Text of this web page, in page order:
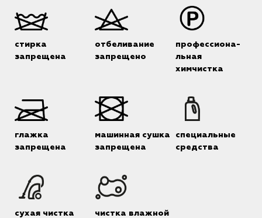
стирка
запрещена
отбеливание
запрещено
профессиона-
льная
химчистка
глажка
запрещена
машинная сушка
запрещена
специальные
средства
сухая чистка
чистка влажной